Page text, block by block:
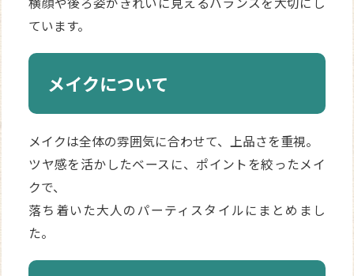
ています。
メイクについて
メイクは全体の雰囲気に合わせて、上品さを重視。
ツヤ感を活かしたベースに、ポイントを絞ったメイ
クで、
落ち着いた大人のパーティスタイルにまとめまし
た。